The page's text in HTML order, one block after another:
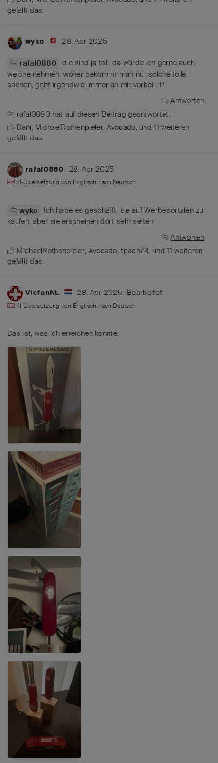
gefällt das.
wyko 28. Apr 2025
rafal0880 die sind ja toll, da würde ich gerne auch
welche nehmen. woher bekommt man nur solche tolle
sachen, geht irgendwie immer an mir vorbei .-P
Antworten
rafal0880 hat auf diesen Beitrag geantwortet.
Dani, MichaelRothenpieler,Avocado, und11 weiteren
gefällt das.
rafal0880 28. Apr 2025
KI-Übersetzung von Englisch nach Deutsch
wyko
Ich habe es geschafft, sie auf Werbeportalen zu
kaufen, aber sie erscheinen dort sehr selten
Antworten
MichaelRothenpieler, Avocado,tpach78, und11 weiteren
gefällt das.
VicfanNL 28. Apr 2025 Bearbeitet
KI-Übersetzung von Englisch nach Deutsch
Das ist, was ich erreichen konnte.